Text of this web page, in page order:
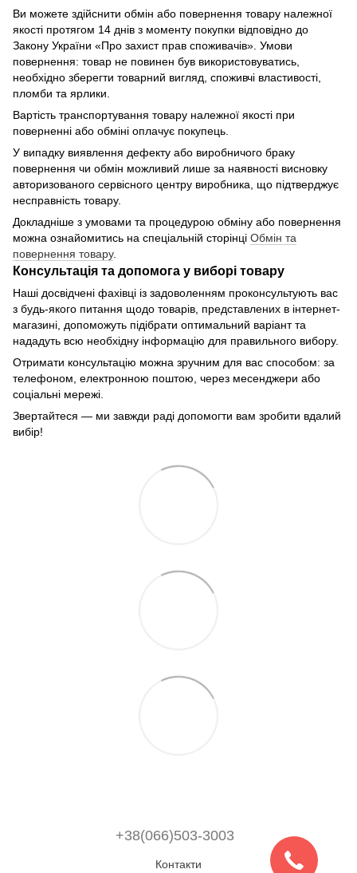
Ви можете здійснити обмін або повернення товару належної
якості протягом 14 днів з моменту покупки відповідно до
Закону України «Про захист прав споживачів». Умови
повернення: товар не повинен був використовуватись,
необхідно зберегти товарний вигляд, споживчі властивості,
пломби та ярлики.
Вартість транспортування товару належної якості при
поверненні або обміні оплачує покупець.
У випадку виявлення дефекту або виробничого браку
повернення чи обмін можливий лише за наявності висновку
авторизованого сервісного центру виробника, що підтверджує
несправність товару.
Докладніше з умовами та процедурою обміну або повернення
можна ознайомитись на спеціальній сторінці Обмін та
повернення товару.
Консультація та допомога у виборі товару
Наші досвідчені фахівці із задоволенням проконсультують вас
з будь-якого питання щодо товарів, представлених в інтернет-
магазині, допоможуть підібрати оптимальний варіант та
нададуть всю необхідну інформацію для правильного вибору.
Отримати консультацію можна зручним для вас способом: за
телефоном, електронною поштою, через месенджери або
соціальні мережі.
Звертайтеся — ми завжди раді допомогти вам зробити вдалий
вибір!
+38(066)503-3003
Контакти